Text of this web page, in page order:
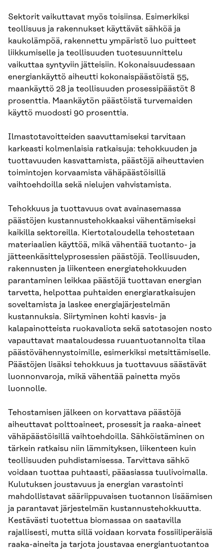
Sektorit vaikuttavat myös toisiinsa. Esimerkiksi
teollisuus ja rakennukset käyttävät sähköä ja
kaukolämpöä, rakennettu ympäristö luo puitteet
liikkumiselle ja teollisuuden tuotesuunnittelu
vaikuttaa syntyviin jätteisiin. Kokonaisuudessaan
energiankäyttö aiheutti kokonaispäästöistä 55,
maankäyttö 28 ja teollisuuden prosessipäästöt 8
prosenttia. Maankäytön päästöistä turvemaiden
käyttö muodosti 90 prosenttia.
Ilmastotavoitteiden saavuttamiseksi tarvitaan
karkeasti kolmenlaisia ratkaisuja: tehokkuuden ja
tuottavuuden kasvattamista, päästöjä aiheuttavien
toimintojen korvaamista vähäpäästöisillä
vaihtoehdoilla sekä nielujen vahvistamista.
Tehokkuus ja tuottavuus ovat avainasemassa
päästöjen kustannustehokkaaksi vähentämiseksi
kaikilla sektoreilla. Kiertotaloudella tehostetaan
materiaalien käyttöä, mikä vähentää tuotanto- ja
jätteenkäsittelyprosessien päästöjä. Teollisuuden,
rakennusten ja liikenteen energiatehokkuuden
parantaminen leikkaa päästöjä tuottavan energian
tarvetta, helpottaa puhtaiden energiaratkaisujen
soveltamista ja laskee energiajärjestelmän
kustannuksia. Siirtyminen kohti kasvis- ja
kalapainotteista ruokavaliota sekä satotasojen nosto
vapauttavat maataloudessa ruuantuotannolta tilaa
päästövähennystoimille, esimerkiksi metsittämiselle.
Päästöjen lisäksi tehokkuus ja tuottavuus säästävät
luonnonvaroja, mikä vähentää painetta myös
luonnolle.
Tehostamisen jälkeen on korvattava päästöjä
aiheuttavat polttoaineet, prosessit ja raaka-aineet
vähäpäästöisillä vaihtoehdoilla. Sähköistäminen on
tärkein ratkaisu niin lämmityksen, liikenteen kuin
teollisuuden puhdistamisessa. Tarvittava sähkö
voidaan tuottaa puhtaasti, pääasiassa tuulivoimalla.
Kulutuksen joustavuus ja energian varastointi
mahdollistavat sääriippuvaisen tuotannon lisäämisen
ja parantavat järjestelmän kustannustehokkuutta.
Kestävästi tuotettua biomassaa on saatavilla
rajallisesti, mutta sillä voidaan korvata fossiiliperäisiä
raaka-aineita ja tarjota joustavaa energiantuotantoa